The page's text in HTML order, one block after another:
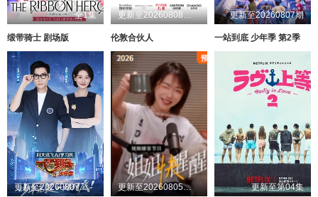
全1集
缎带骑士 剧场版
更新至20260808第1期
伦敦合伙人
更新至20260807期
一站到底 少年季 第2季
更新至20260807第1期 更新至20260805第1期加更 更新至第04集